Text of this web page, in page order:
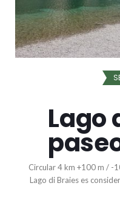
Lago
Circular 4 km +100 m / -
Lago di Braies es